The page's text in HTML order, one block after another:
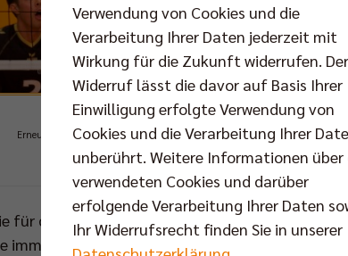
Erneut lieferten sich der VfB Friedrichshafen und die BR Volleys ein
Foto: Günter Kram, Friedrichshafen
für das bevorstehende Match gibt Stelian
immer die gleiche Antwort. Man wolle den
Verwendung von Cookies und die
Verarbeitung Ihrer Daten jederzeit mit
Wirkung für die Zukunft widerrufen. Der
Widerruf lässt die davor auf Basis Ihrer
Einwilligung erfolgte Verwendung von
Cookies und die Verarbeitung Ihrer
unberührt. Weitere Informationen über
verwendeten Cookies und darüber
erfolgende Verarbeitung Ihrer Daten
Ihr Widerrufsrecht finden Sie in unserer